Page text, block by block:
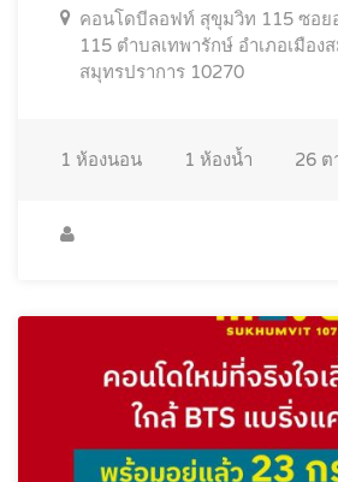
คอนโดบีลอฟท์ สุขุมวิท 115 ซอย
115 ตำบลเทพารักษ์ อำเภอเมือง
สมุทรปราการ 10270
1 ห้องนอน 1 ห้องน้ำ 26 ต